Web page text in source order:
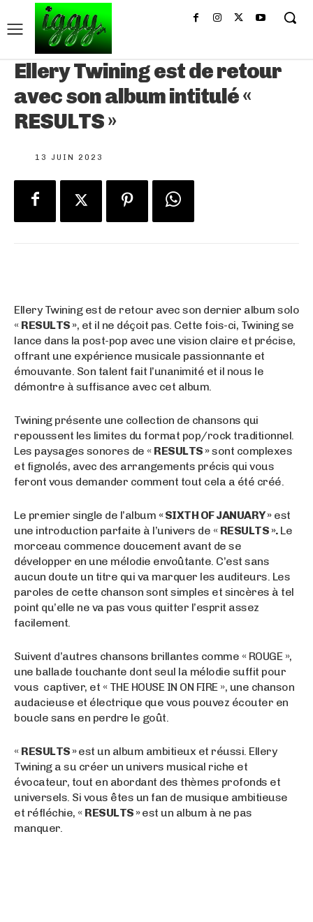
Ellery Twining est de retour
avec son album intitulé «
RESULTS »
13 JUIN 2023
Ellery Twining est de retour avec son dernier album solo
« RESULTS », et il ne déçoit pas. Cette fois-ci, Twining se
lance dans la post-pop avec une vision claire et précise,
offrant une expérience musicale passionnante et
émouvante. Son talent fait l’unanimité et il nous le
démontre à suffisance avec cet album.
Twining présente une collection de chansons qui
repoussent les limites du format pop/rock traditionnel.
Les paysages sonores de « RESULTS »sont complexes
et fignolés, avec des arrangements précis qui vous
feront vous demander comment tout cela a été créé.
Le premier single de l’album « SIXTH OF JANUARY »est
une introduction parfaite à l’univers de « RESULTS ». Le
morceau commence doucement avant de se
développer en une mélodie envoûtante. C’est sans
aucun doute un titre qui va marquer les auditeurs. Les
paroles de cette chanson sont simples et sincères à tel
point qu’elle ne va pas vous quitter l’esprit assez
facilement.
Suivent d’autres chansons brillantes comme « ROUGE »,
une ballade touchante dont seul la mélodie suffit pour
vous captiver, et « THE HOUSE IN ON FIRE », une chanson
audacieuse et électrique que vous pouvez écouter en
boucle sans en perdre le goût.
« RESULTS »est un album ambitieux et réussi. Ellery
Twining a su créer un univers musical riche et
évocateur, tout en abordant des thèmes profonds et
universels. Si vous êtes un fan de musique ambitieuse
et réfléchie, « RESULTS »est un album à ne pas
manquer.